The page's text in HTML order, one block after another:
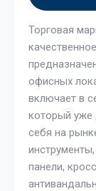
Торговая
офисных
включает в
который уже
себя на
панели,